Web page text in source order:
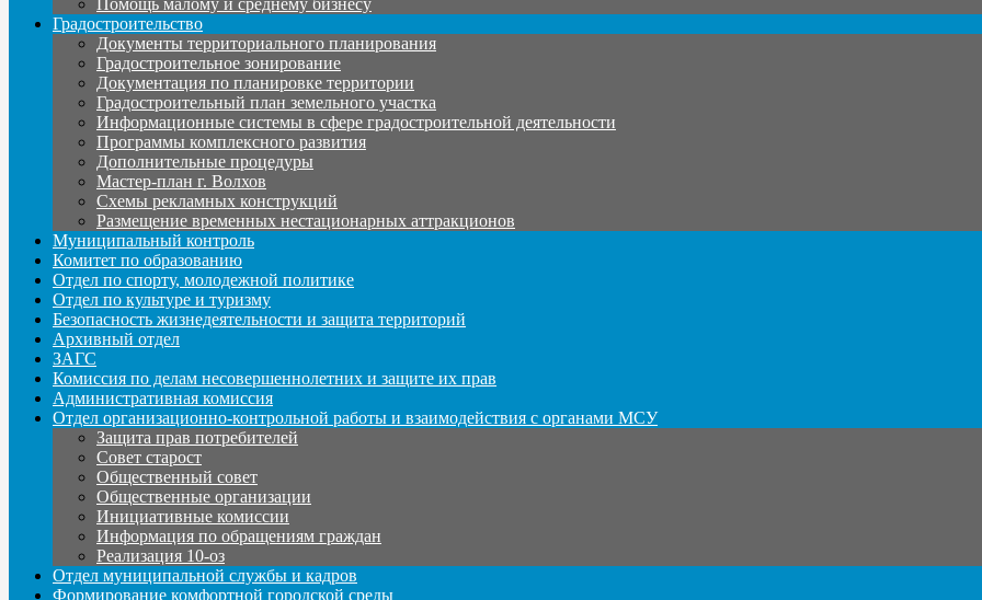
Градостроительство
Документы территориального планирования
Градостроительное зонирование
Документация по планировке территории
Градостроительный план земельного участка
Информационные системы в сфере градостроительной деятельности
Программы комплексного развития
Дополнительные процедуры
Мастер-план г. Волхов
Схемы рекламных конструкций
Размещение временных нестационарных аттракционов
Муниципальный контроль
Комитет по образованию
Отдел по спорту, молодежной политике
Отдел по культуре и туризму
Безопасность жизнедеятельности и защита территорий
Архивный отдел
ЗАГС
Комиссия по делам несовершеннолетних и защите их прав
Административная комиссия
Отдел организационно-контрольной работы и взаимодействия с органами МСУ
Защита прав потребителей
Совет старост
Общественный совет
Общественные организации
Инициативные комиссии
Информация по обращениям граждан
Реализация 10-оз
Отдел муниципальной службы и кадров
Формирование комфортной городской среды